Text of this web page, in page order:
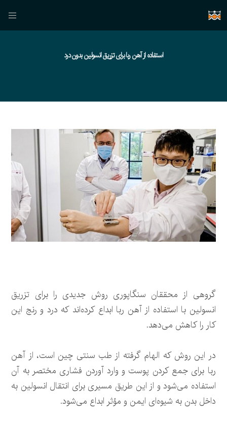
استفاده از آهن ربا برای تزریق انسولین بدون درد
گروهی از محققان سنگاپوری روش جدیدی را برای تزریق
انسولین با استفاده از آهن ربا ابداع کرده‌اند که درد و رنج این
کار را کاهش می‌دهد.
در این روش که الهام گرفته از طب سنتی چین است، از آهن
ربا برای جمع کردن پوست و وارد آوردن فشاری مختصر به آن
استفاده می‌شود و از این طریق مسیری برای انتقال انسولین به
داخل بدن به شیوه‌ای ایمن و مؤثر ابداع می‌شود.